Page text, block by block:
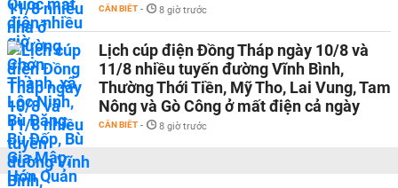
CẦN BIẾT - 8 giờ trước
Lịch cúp điện Đồng Tháp ngày 10/8 và
11/8 nhiều tuyến đường Vĩnh Bình,
Thường Thới Tiền, Mỹ Tho, Lai Vung, Tam
Nông và Gò Công ở mất điện cả ngày
CẦN BIẾT - 8 giờ trước